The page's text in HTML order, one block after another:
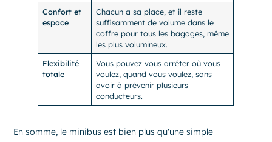
Confort et
espace
Chacun a sa place, et il reste
suffisamment de volume dans le
coffre pour tous les bagages, même
les plus volumineux.
Flexibilité
totale
Vous pouvez vous arrêter où vous
voulez, quand vous voulez, sans
avoir à prévenir plusieurs
conducteurs.
En somme, le minibus est bien plus qu'une simple